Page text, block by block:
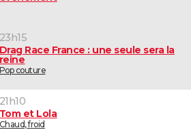
23h15
Drag Race France : une seule sera la
reine
Pop couture
21h10
Tom et Lola
Chaud, froid